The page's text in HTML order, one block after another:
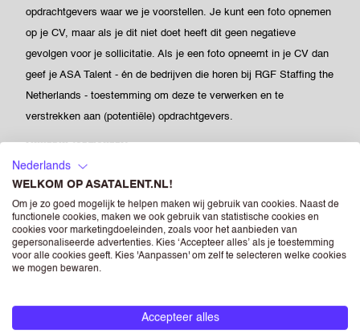
opdrachtgevers waar we je voorstellen. Je kunt een foto opnemen
op je CV, maar als je dit niet doet heeft dit geen negatieve
gevolgen voor je sollicitatie. Als je een foto opneemt in je CV dan
geef je ASA Talent - én de bedrijven die horen bij RGF Staffing the
Netherlands - toestemming om deze te verwerken en te
verstrekken aan (potentiële) opdrachtgevers.
LINKEDIN(OPTIONEEL)
Voer de URL van jouw openbare LinkedIn-profiel in. Log gewoon in
op jouw Linkedin-profiel en zoek naar de URL bovenaan jouw
browser.
Nederlands
WELKOM OP ASATALENT.NL!
Om je zo goed mogelijk te helpen maken wij gebruik van cookies. Naast de
functionele cookies, maken we ook gebruik van statistische cookies en
cookies voor marketingdoeleinden, zoals voor het aanbieden van
gepersonaliseerde advertenties. Kies ‘Accepteer alles’ als je toestemming
voor alle cookies geeft. Kies 'Aanpassen' om zelf te selecteren welke cookies
we mogen bewaren.
Accepteer alles